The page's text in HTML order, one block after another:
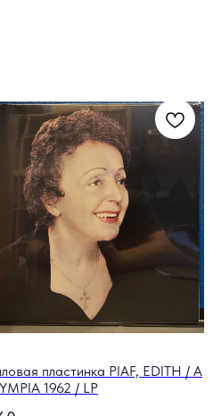
пластинка PIAF, EDITH / A
1962 / LP